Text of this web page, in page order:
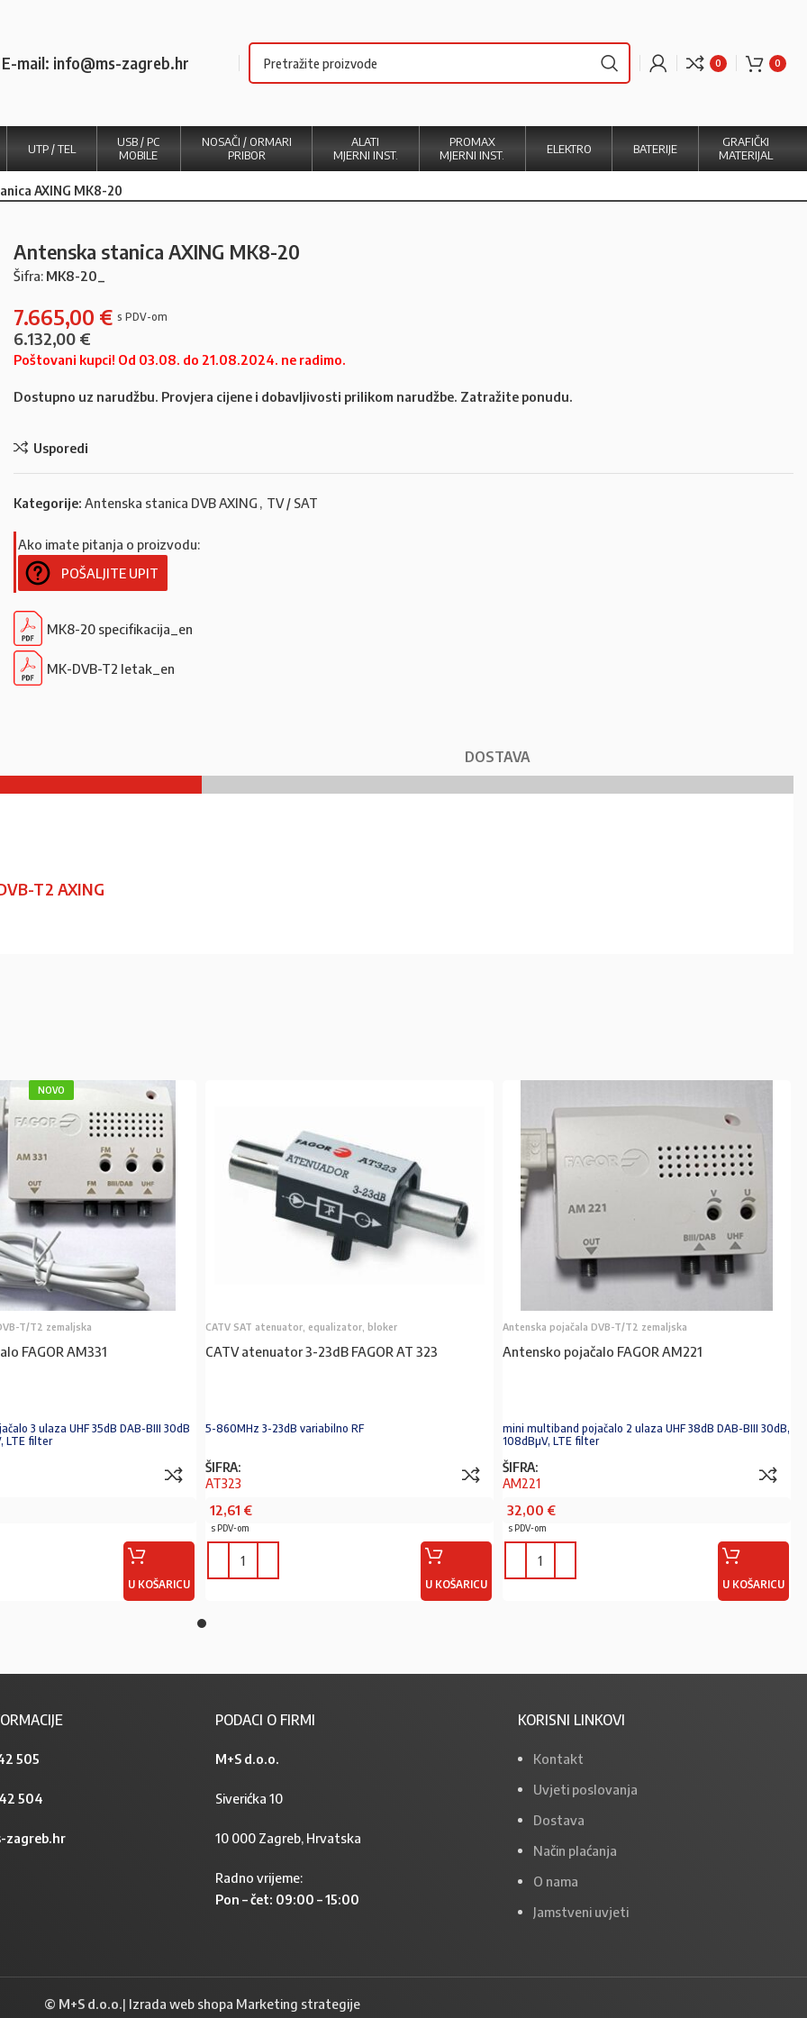
E-mail: info@ms-zagreb.hr 0 0
UTP / TEL
USB / PC
MOBILE
NOSAČI / ORMARI
PRIBOR
ALATI
MJERNI INST.
PROMAX
MJERNI INST.
ELEKTRO BATERIJE
GRAFIČKI
MATERIJAL
AXING MK8-20
Antenska stanica AXING MK8-20
Šifra: MK8-20_
7.665,00 €
6.132,00 €
Poštovani kupci! Od 03.08. do 21.08.2024. ne radimo.
Dostupno uz narudžbu. Provjera cijene i dobavljivosti prilikom narudžbe. Zatražite ponudu.
Usporedi
Kategorije: Antenska stanica DVB AXING , TV / SAT
Ako imate pitanja o proizvodu:
POŠALJITE UPIT
MK8-20 specifikacija_en
MK-DVB-T2 letak_en
DOSTAVA
T2 AXING
NOVO
T/T2 zemaljska
FAGOR AM331
3 ulaza UHF 35dB DAB-BIII 30dB
LTE filter
U KOŠARICU
CATV SAT atenuator, equalizator, bloker
CATV atenuator 3-23dB FAGOR AT 323
5-860MHz 3-23dB variabilno RF
ŠIFRA:
AT323
12,61 €
s PDV-om
U KOŠARICU
Antenska pojačala DVB-T/T2 zemaljska
Antensko pojačalo FAGOR AM221
mini multiband pojačalo 2 ulaza UHF 38dB DAB-BIII 30dB,
108dBµV, LTE filter
ŠIFRA:
AM221
32,00 €
s PDV-om
U KOŠARICU
505
504
zagreb.hr
PODACI O FIRMI
M+S d.o.o.
Siverićka 10
10 000 Zagreb, Hrvatska
Radno vrijeme:
Pon – čet: 09:00 – 15:00
KORISNI LINKOVI
Kontakt
Uvjeti poslovanja
Dostava
Način plaćanja
O nama
Jamstveni uvjeti
© M+S d.o.o.| Izrada web shopa Marketing strategije